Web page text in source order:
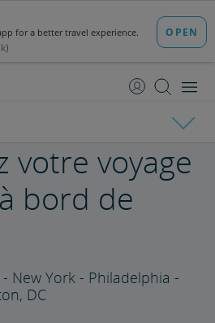
contenu
la
privée
votre voyage
bord de
New York - Philadelphia -
DC